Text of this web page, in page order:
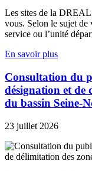
Les sites de la DREAL
vous. Selon le sujet de
service ou l’unité
En savoir plus
Consultation du
désignation et de
du bassin Seine-
23 juillet 2026